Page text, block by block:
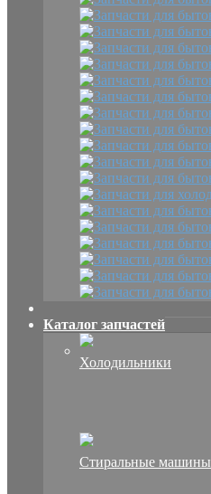
Каталог запчастей
Холодильники
Стиральные машины